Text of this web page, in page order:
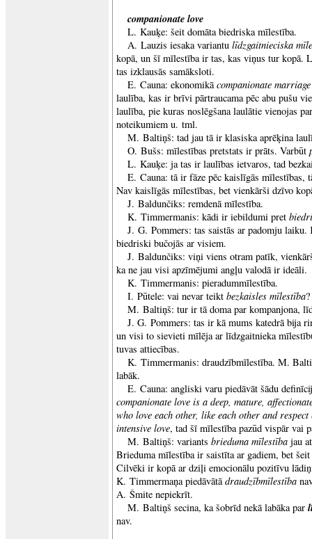
companionate love
L. Kauķe: šeit domāta biedriska mīlestība.
A. Lauzis iesaka variantu līdzgaitnieciska
kopā, un šī mīlestība ir tas, kas viņus tur kopā.
tas izklausās samāksloti.
E. Cauna: ekonomikācompanionate marriage
laulība, kas ir brīvi pārtraucama pēc abu pušu
laulība, pie kuras noslēgšana laulātie vienojas
noteikumiem u. tml.
M. Baltiņš: tad jau tā ir klasiska aprēķina
O. Bušs: mīlestības pretstats ir prāts. Varbūt
L. Kauķe: ja tas ir laulības ietvaros, tad
E. Cauna: tā ir fāze pēc kaislīgās mīlestības,
Nav kaislīgās mīlestības, bet vienkārši dzīvo
J. Baldunčiks: remdenā mīlestība.
K. Timmermanis: kādi ir iebildumi pret
J. G. Pommers: tas saistās ar padomju laiku.
biedriski bučojās ar visiem.
J. Baldunčiks: viņi viens otram patīk,
ka ne jau visi apzīmējumi angļu valodā ir ideāli.
K. Timmermanis: pieradummīlestība.
I. Pūtele: vai nevar teikt bezkaisles mīlestība?
M. Baltiņš: tur ir tā doma par kompanjona,
J. G. Pommers: tas ir kā mums katedrā bija
un visi to sievieti mīlēja ar līdzgaitnieka
tuvas attiecības.
K. Timmermanis: draudzībmīlestība. M.
labāk.
E. Cauna: angliski varu piedāvāt šādu
companionate love is a deep, mature,
who love each other, like each other and
intensive love, tad šī mīlestība pazūd vispār vai
M. Baltiņš: variants brieduma mīlestība jau
Brieduma mīlestība ir saistīta ar gadiem, bet
Cilvēki ir kopā ar dziļi emocionālu pozitīvu
K. Timmermaņa piedāvātādraudzībmīlestība
A. Šmite nepiekrīt.
M. Baltiņš secina, ka šobrīd nekā labāka par
nav.